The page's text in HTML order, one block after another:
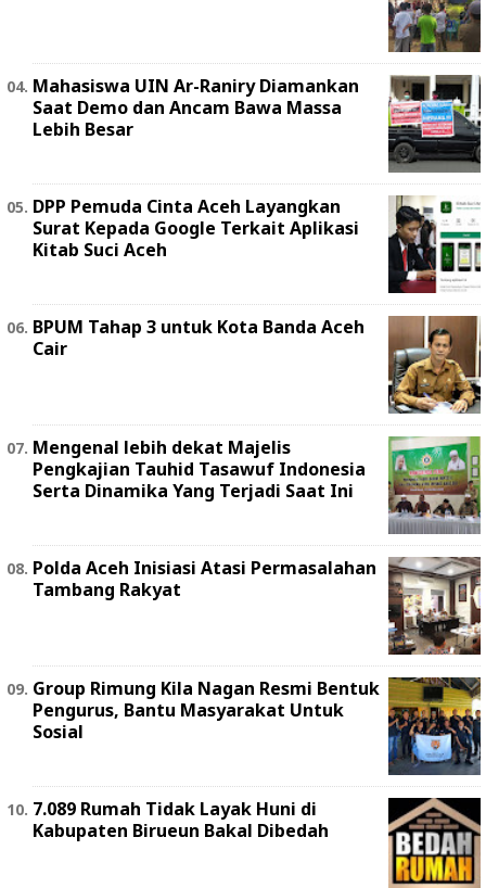
Mahasiswa UIN Ar-Raniry Diamankan
Saat Demo dan Ancam Bawa Massa
Lebih Besar
DPP Pemuda Cinta Aceh Layangkan
Surat Kepada Google Terkait Aplikasi
Kitab Suci Aceh
BPUM Tahap 3 untuk Kota Banda Aceh
Cair
Mengenal lebih dekat Majelis
Pengkajian Tauhid Tasawuf Indonesia
Serta Dinamika Yang Terjadi Saat Ini
Polda Aceh Inisiasi Atasi Permasalahan
Tambang Rakyat
Group Rimung Kila Nagan Resmi Bentuk
Pengurus, Bantu Masyarakat Untuk
Sosial
7.089 Rumah Tidak Layak Huni di
Kabupaten Birueun Bakal Dibedah